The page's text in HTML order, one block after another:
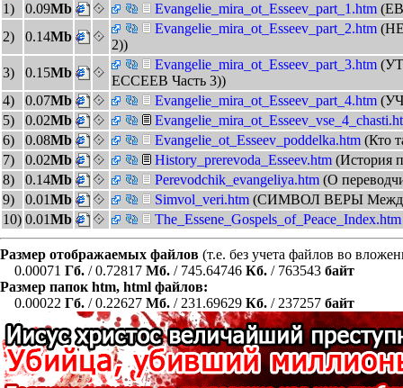
1) 0.09Mb Evangelie_mira_ot_Esseev_part_1.htm
2)
0.14Mb
Evangelie_mira_ot_Esseev_part_2.htm
2))
3)
0.15Mb
Evangelie_mira_ot_Esseev_part_3.htm
ЕССЕЕВ Часть 3))
4)
0.07Mb Evangelie_mira_ot_Esseev_part_4.htm
5)
0.02Mb
6)
0.08Mb Evangelie_ot_Esseev_poddelka.htm (Кто
7)
0.02Mb History_prerevoda_Esseev.htm (История
8)
0.14Mb Perevodchik_evangeliya.htm (О
9)
0.01Mb Simvol_veri.htm (СИМВОЛ ВЕРЫ
10) 0.01Mb The_Essene_Gospels_of_Peace_Index.htm
Размер отображаемых файлов (т.е. без учета файлов во
0.00071 Гб. / 0.72817 Мб. / 745.64746 Кб. / 763543 байт
Размер папок htm, html файлов:
0.00022 Гб. / 0.22627 Мб. / 231.69629 Кб. / 237257 байт